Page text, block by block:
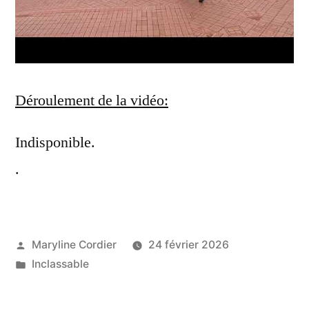
Déroulement de la vidéo:
Indisponible.
.
Publié
par
Maryline Cordier
24 février 2026
Publié
Inclassable